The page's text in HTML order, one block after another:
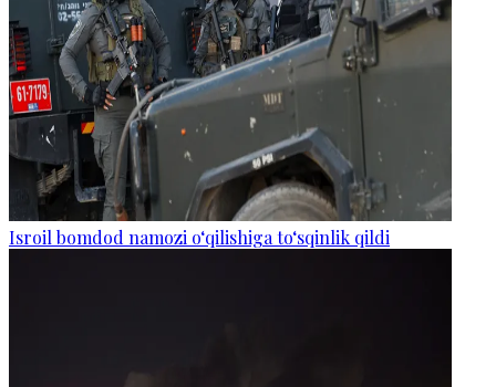
Isroil bomdod namozi o‘qilishiga to‘sqinlik qildi